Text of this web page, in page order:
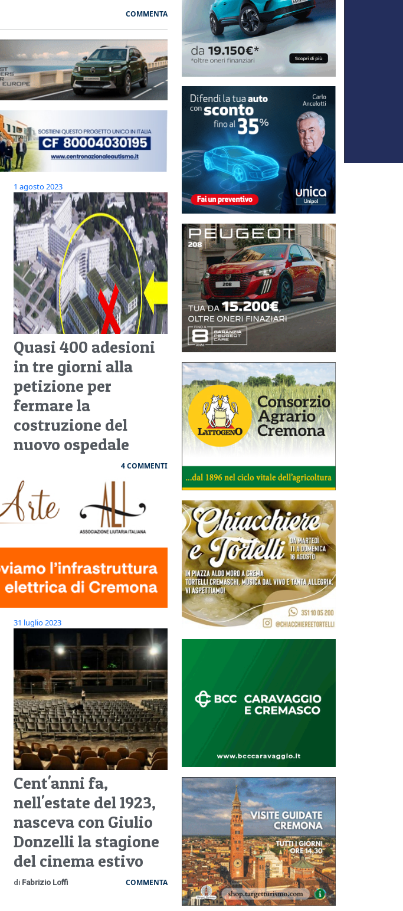
COMMENTA
1 agosto 2023
Quasi 400 adesioni
in tre giorni alla
petizione per
fermare la
costruzione del
nuovo ospedale
4 COMMENTI
31 luglio 2023
Cent'anni fa,
nell'estate del 1923,
nasceva con Giulio
Donzelli la stagione
del cinema estivo
di Fabrizio Loffi COMMENTA